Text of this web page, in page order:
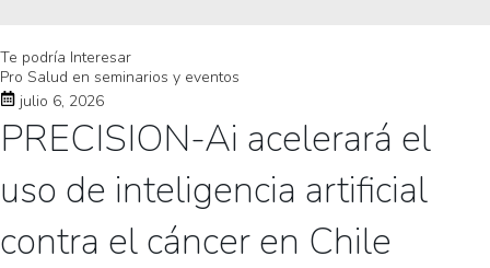
Te podría Interesar
Pro Salud en seminarios y eventos
julio 6, 2026
PRECISION-Ai acelerará el
uso de inteligencia artificial
contra el cáncer en Chile